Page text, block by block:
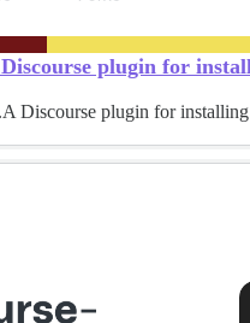
plugin for
A Discourse plugin for